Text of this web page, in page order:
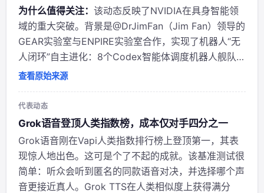
为什么值得关注： 该动态反映了NVIDIA在具身智能领
域的重大突破。背景是@DrJimFan（Jim Fan）领导的
GEAR实验室与ENPIRE实验室合作，实现了机器人“无
人闭环”自主进化：8个Codex智能体调度机器人舰队，
利用GPU和token预算，3小时内将某项技能从0提升至
@be...
查看原始来源
代表动态
Grok语音登顶人类指数榜，成本仅对手四分之一
Grok语音刚在Vapi人类指数排行榜上登顶第一，其表
现惊人地出色。这可是个了不起的成就。该基准测试很
简单：听众会听到匿名的同款语音对决，并选择哪个声
音更接近真人。Grok TTS在人类相似度上获得满分